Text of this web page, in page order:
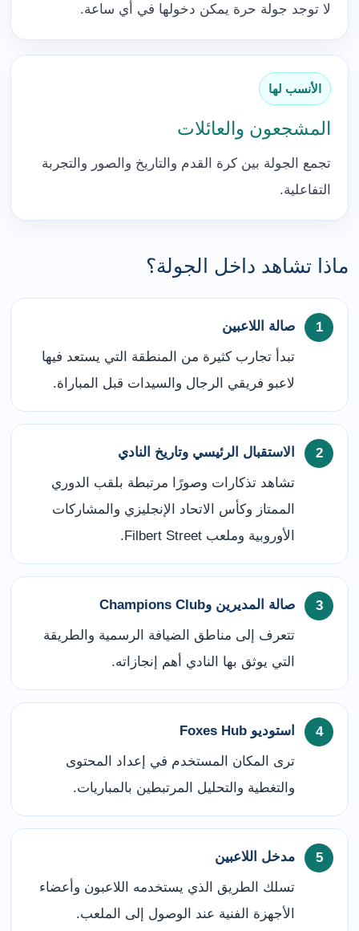
لا توجد جولة حرة يمكن دخولها في أي ساعة.
الأنسب لها
المشجعون والعائلات
تجمع الجولة بين كرة القدم والتاريخ والصور والتجربة
التفاعلية.
ماذا تشاهد داخل الجولة؟
صالة اللاعبين
تبدأ تجارب كثيرة من المنطقة التي يستعد فيها
لاعبو فريقي الرجال والسيدات قبل المباراة.
الاستقبال الرئيسي وتاريخ النادي
تشاهد تذكارات وصورًا مرتبطة بلقب الدوري
الممتاز وكأس الاتحاد الإنجليزي والمشاركات
الأوروبية وملعب Filbert Street.
صالة المديرين وChampions Club
تتعرف إلى مناطق الضيافة الرسمية والطريقة
التي يوثق بها النادي أهم إنجازاته.
استوديو Foxes Hub
ترى المكان المستخدم في إعداد المحتوى
والتغطية والتحليل المرتبطين بالمباريات.
مدخل اللاعبين
تسلك الطريق الذي يستخدمه اللاعبون وأعضاء
الأجهزة الفنية عند الوصول إلى الملعب.